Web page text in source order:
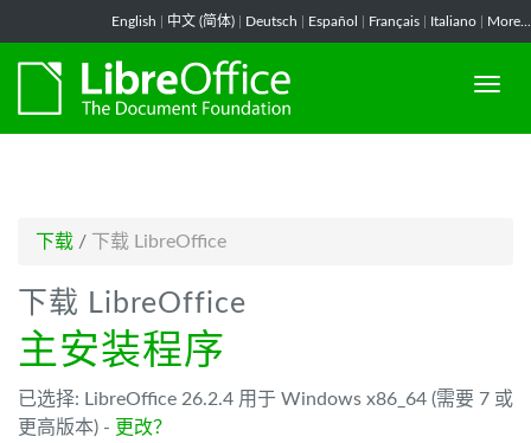
English 中文 (简体) Deutsch Español Français Italiano More...
下载 / 下载 LibreOffice
下载 LibreOffice
主安装程序
已选择: LibreOffice 26.2.4 用于 Windows x86_64 (需要 7 或
更高版本) - 更改？